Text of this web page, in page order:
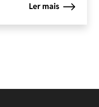
Ler mais